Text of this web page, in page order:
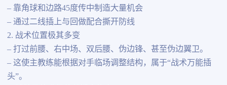
– 靠角球和边路45度传中制造大量机会
– 通过二线插上与回做配合撕开防线
2. 战术位置极其多变
– 打过前腰、右中场、双后腰、伪边锋、甚至伪边翼卫。
– 这使主教练能根据对手临场调整结构，属于“战术万能插
头”。